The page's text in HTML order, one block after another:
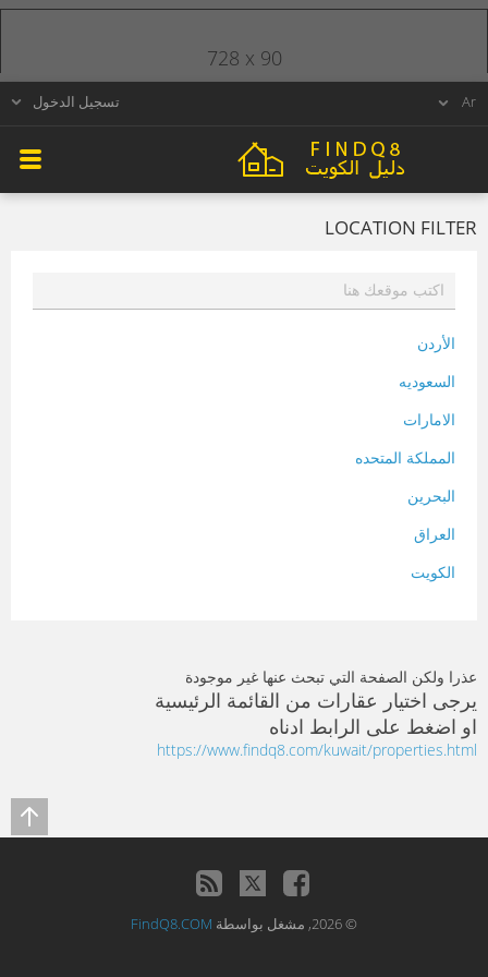
تسجيل الدخول
LOCATION FILTER
الأردن
السعوديه
الامارات
المملكة المتحده
البحرين
العراق
الكويت
سلطنة عمان
فلسطين
قطر
تونس
عذرا ولكن الصفحة التي تبحث عنها غير موجودة
يرجى اختيار عقارات من القائمة الرئيسية
او اضغط على الرابط ادناه
https://www.findq8.com/kuwait/properties.html
728 x 90
© 2026, مشغل بواسطة FindQ8.COM